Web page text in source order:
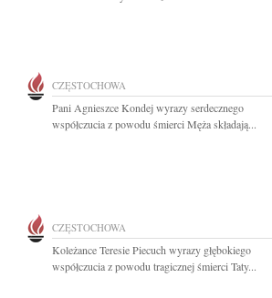
CZĘSTOCHOWA
Pani Agnieszce Kondej wyrazy serdecznego
współczucia z powodu śmierci Męża składają...
CZĘSTOCHOWA
Koleżance Teresie Piecuch wyrazy głębokiego
współczucia z powodu tragicznej śmierci Taty...